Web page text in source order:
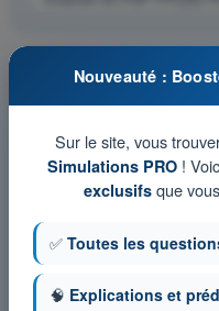
Nouveauté :
Sur le site, vous
Simulations PRO!
exclusifsque
✅ Toutes les
🧠 Explications et